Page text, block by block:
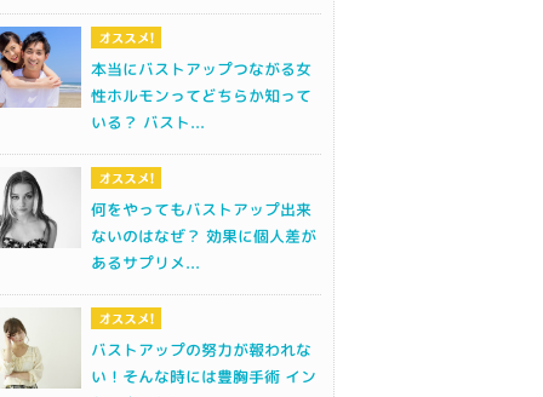
本当にバストアップつながる女
性ホルモンってどちらか知って
いる？ バスト...
何をやってもバストアップ出来
ないのはなぜ？ 効果に個人差が
あるサプリメ...
バストアップの努力が報われな
い！そんな時には豊胸手術 イン